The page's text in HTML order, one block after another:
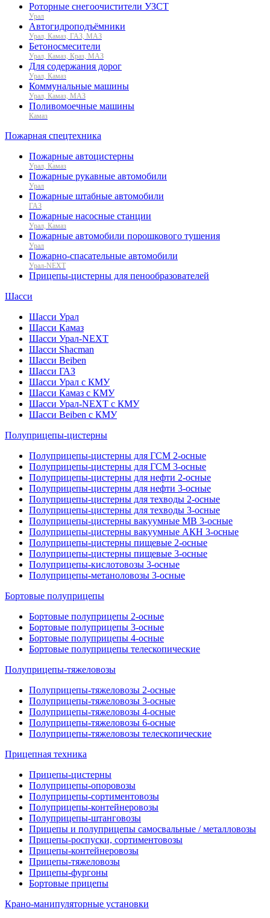
Роторные снегоочистители УЗСТ
Урал
Автогидроподъёмники
Урал, Камаз, ГАЗ, МАЗ
Бетоносмесители
Урал, Камаз, Краз, МАЗ
Для содержания дорог
Урал, Камаз
Коммунальные машины
Урал, Камаз, МАЗ
Поливомоечные машины
Камаз
Пожарная спецтехника
Пожарные автоцистерны
Урал, Камаз
Пожарные рукавные автомобили
Урал
Пожарные штабные автомобили
ГАЗ
Пожарные насосные станции
Урал, Камаз
Пожарные автомобили порошкового тушения
Урал
Пожарно-спасательные автомобили
Урал-NEXT
Прицепы-цистерны для пенообразователей
Шасси
Шасси Урал
Шасси Камаз
Шасси Урал-NEXT
Шасси Shacman
Шасси Beiben
Шасси ГАЗ
Шасси Урал с КМУ
Шасси Камаз с КМУ
Шасси Урал-NEXT с КМУ
Шасси Beiben с КМУ
Полуприцепы-цистерны
Полуприцепы-цистерны для ГСМ 2-осные
Полуприцепы-цистерны для ГСМ 3-осные
Полуприцепы-цистерны для нефти 2-осные
Полуприцепы-цистерны для нефти 3-осные
Полуприцепы-цистерны для техводы 2-осные
Полуприцепы-цистерны для техводы 3-осные
Полуприцепы-цистерны вакуумные МВ 3-осные
Полуприцепы-цистерны вакуумные АКН 3-осные
Полуприцепы-цистерны пищевые 2-осные
Полуприцепы-цистерны пищевые 3-осные
Полуприцепы-кислотовозы 3-осные
Полуприцепы-метаноловозы 3-осные
Бортовые полуприцепы
Бортовые полуприцепы 2-осные
Бортовые полуприцепы 3-осные
Бортовые полуприцепы 4-осные
Бортовые полуприцепы телескопические
Полуприцепы-тяжеловозы
Полуприцепы-тяжеловозы 2-осные
Полуприцепы-тяжеловозы 3-осные
Полуприцепы-тяжеловозы 4-осные
Полуприцепы-тяжеловозы 6-осные
Полуприцепы-тяжеловозы телескопические
Прицепная техника
Прицепы-цистерны
Полуприцепы-опоровозы
Полуприцепы-сортиментовозы
Полуприцепы-контейнеровозы
Полуприцепы-штанговозы
Прицепы и полуприцепы самосвальные / металловозы
Прицепы-роспуски, сортиментовозы
Прицепы-контейнеровозы
Прицепы-тяжеловозы
Прицепы-фургоны
Бортовые прицепы
Крано-манипуляторные установки